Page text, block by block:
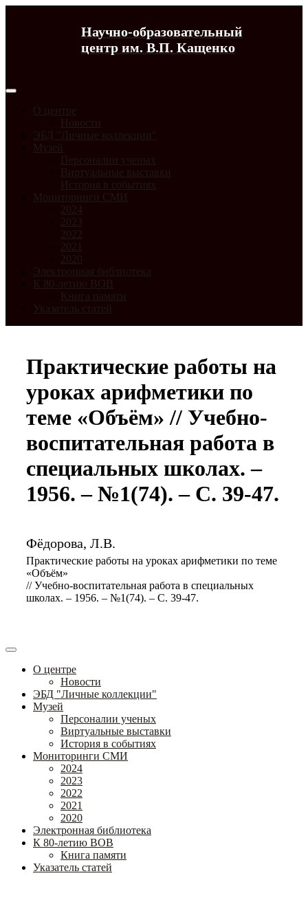
Научно-образовательный
центр им. В.П. Кащенко
О центре
Новости
ЭБД "Личные коллекции"
Музей
Персоналии ученых
Виртуальные выставки
История в событиях
Мониторинги СМИ
2024
2023
2022
2021
2020
Электронная библиотека
К 80-летию ВОВ
Книга памяти
Указатель статей
Практические работы на
уроках арифметики по
теме «Объём» // Учебно-
воспитательная работа в
специальных школах. –
1956. – №1(74). – С. 39-47.
Фёдорова, Л.В.
Практические работы на уроках арифметики по теме
«Объём»
// Учебно-воспитательная работа в специальных
школах. – 1956. – №1(74). – С. 39-47.
О центре
Новости
ЭБД "Личные коллекции"
Музей
Персоналии ученых
Виртуальные выставки
История в событиях
Мониторинги СМИ
2024
2023
2022
2021
2020
Электронная библиотека
К 80-летию ВОВ
Книга памяти
Указатель статей